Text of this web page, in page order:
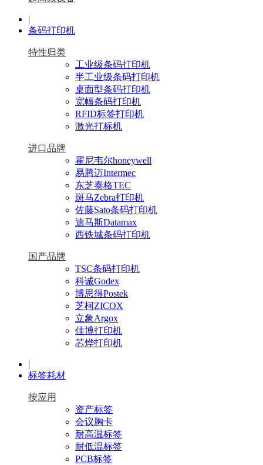
|
条码打印机
特性归类
工业级条码打印机
半工业级条码打印机
桌面型条码打印机
宽幅条码打印机
RFID标签打印机
激光打标机
进口品牌
霍尼韦尔honeywell
易腾迈Intermec
东芝泰格TEC
斑马Zebra打印机
佐藤Sato条码打印机
迪马斯Datamax
西铁城条码打印机
国产品牌
TSC条码打印机
科诚Godex
博思得Postek
芝柯ZICOX
立象Argox
佳博打印机
芯烨打印机
|
标签耗材
按应用
资产标签
会议胸卡
耐高温标签
耐低温标签
PCB标签